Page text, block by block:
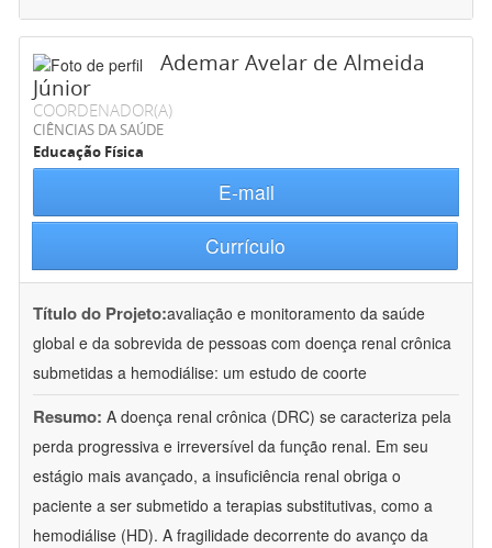
Ademar Avelar de Almeida
Júnior
COORDENADOR(A)
CIÊNCIAS DA SAÚDE
Educação Física
E-mail
Currículo
Título do Projeto:avaliação e monitoramento da saúde
global e da sobrevida de pessoas com doença renal crônica
submetidas a hemodiálise: um estudo de coorte
Resumo: A doença renal crônica (DRC) se caracteriza pela
perda progressiva e irreversível da função renal. Em seu
estágio mais avançado, a insuficiência renal obriga o
paciente a ser submetido a terapias substitutivas, como a
hemodiálise (HD). A fragilidade decorrente do avanço da